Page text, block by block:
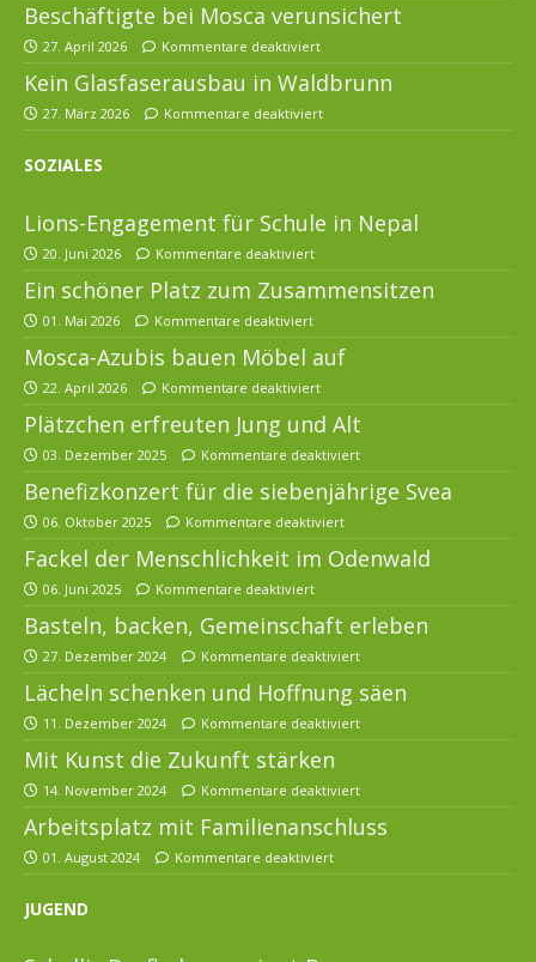
Beschäftigte bei Mosca verunsichert
27. April 2026 Kommentare deaktiviert
Kein Glasfaserausbau in Waldbrunn
27. März 2026 Kommentare deaktiviert
SOZIALES
Lions-Engagement für Schule in Nepal
20. Juni 2026 Kommentare deaktiviert
Ein schöner Platz zum Zusammensitzen
01. Mai 2026 Kommentare deaktiviert
Mosca-Azubis bauen Möbel auf
22. April 2026 Kommentare deaktiviert
Plätzchen erfreuten Jung und Alt
03. Dezember 2025 Kommentare deaktiviert
Benefizkonzert für die siebenjährige Svea
06. Oktober 2025 Kommentare deaktiviert
Fackel der Menschlichkeit im Odenwald
06. Juni 2025 Kommentare deaktiviert
Basteln, backen, Gemeinschaft erleben
27. Dezember 2024 Kommentare deaktiviert
Lächeln schenken und Hoffnung säen
11. Dezember 2024 Kommentare deaktiviert
Mit Kunst die Zukunft stärken
14. November 2024 Kommentare deaktiviert
Arbeitsplatz mit Familienanschluss
01. August 2024 Kommentare deaktiviert
JUGEND